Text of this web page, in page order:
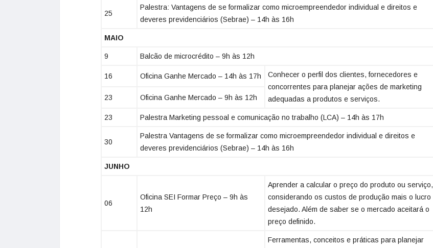
25
Palestra: Vantagens de se formalizar como microempreendedor individual e direitos e
deveres previdenciários (Sebrae) – 14h às 16h
MAIO
9 Balcão de microcrédito – 9h às 12h
16 Oficina Ganhe Mercado – 14h às 17h
Conhecer o perfil dos clientes, fornecedores e
concorrentes para planejar ações de marketing
adequadas a produtos e serviços.
23 Oficina Ganhe Mercado – 9h às 12h
23 Palestra Marketing pessoal e comunicação no trabalho (LCA) – 14h às 17h
30
Palestra Vantagens de se formalizar como microempreendedor individual e direitos e
deveres previdenciários (Sebrae) – 14h às 16h
JUNHO
06
Oficina SEI Formar Preço – 9h às
12h
Aprender a calcular o preço do produto ou serviço,
considerando os custos de produção mais o lucro
desejado. Além de saber se o mercado aceitará o
preço definido.
Ferramentas, conceitos e práticas para planejar